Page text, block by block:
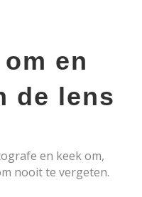
en
de lens
en keek om,
nooit te vergeten.